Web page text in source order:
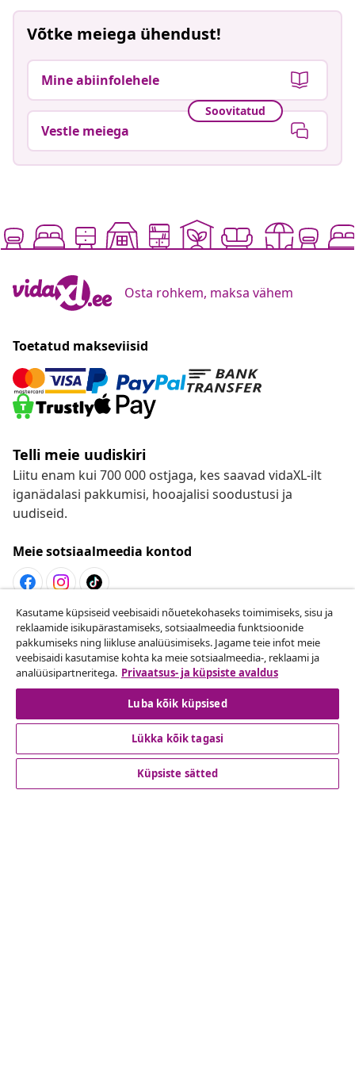
Võtke meiega ühendust!
Mine abiinfolehele
Soovitatud
Vestle meiega
Osta rohkem, maksa vähem
Toetatud makseviisid
Telli meie uudiskiri
Liitu enam kui 700 000 ostjaga, kes saavad vidaXL-ilt
iganädalasi pakkumisi, hooajalisi soodustusi ja
uudiseid.
Meie sotsiaalmeedia kontod
Lepingust taganemine
Esita oma tellimuse kohta tagastamissoov.
Lepingust taganemine
Klienditeenindus
Kasutame küpsiseid veebisaidi nõuetekohaseks toimimiseks, sisu ja
reklaamide isikupärastamiseks, sotsiaalmeedia funktsioonide
pakkumiseks ning liikluse analüüsimiseks. Jagame teie infot meie
veebisaidi kasutamise kohta ka meie sotsiaalmeedia-, reklaami ja
analüüsipartneritega. Privaatsus- ja küpsiste avaldus
Luba kõik küpsised
Lükka kõik tagasi
Küpsiste sätted